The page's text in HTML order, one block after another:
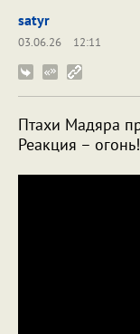
satyr
03.06.26
12:11
Птахи Мадяра
Реакция – огонь!